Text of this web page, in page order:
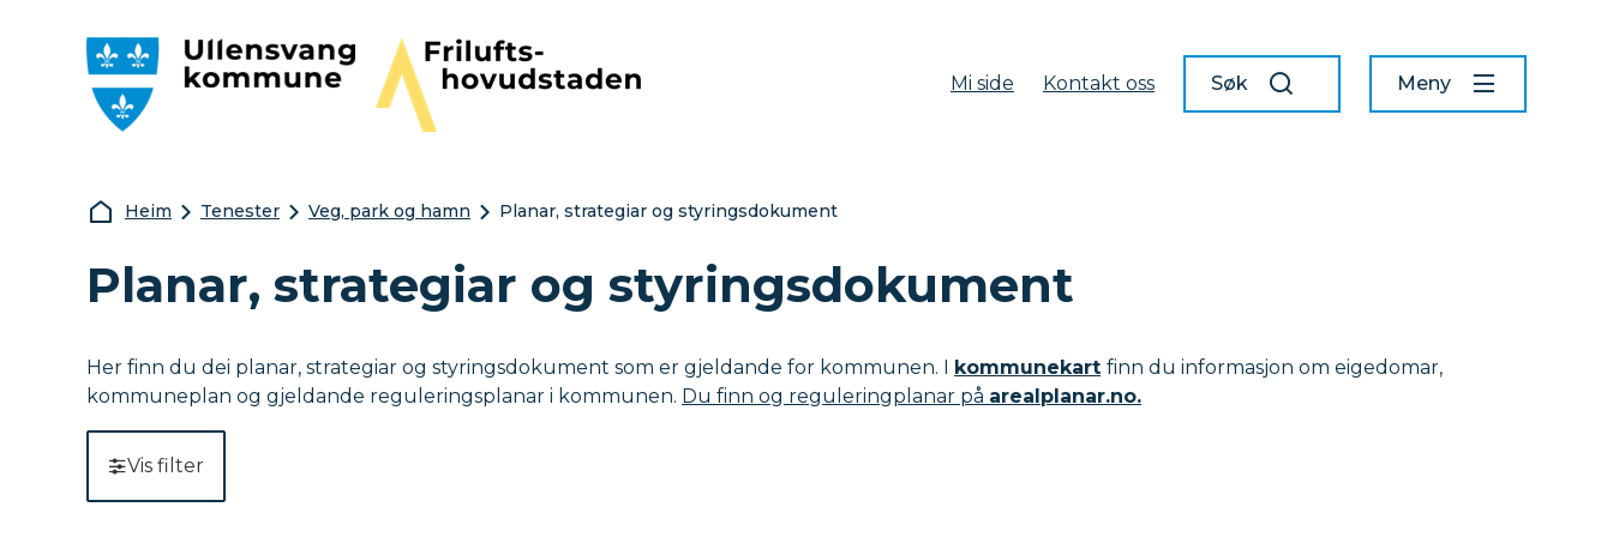
Mi side Kontakt oss Søk Meny
Du er her:
Heim Tenester Veg, park og hamn Planar, strategiar og styringsdokument
Planar, strategiar og styringsdokument
Her finn du dei planar, strategiar og styringsdokument som er gjeldande for kommunen. I kommunekart finn du informasjon om eigedomar,
kommuneplan og gjeldande reguleringsplanar i kommunen. Du finn og reguleringplanar på arealplanar.no.
Vis filter